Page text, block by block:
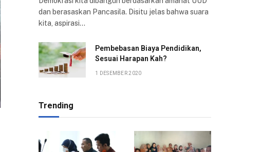
dan berasaskan Pancasila. Disitu jelas bahwa suara
kita, aspirasi…
Pembebasan Biaya Pendidikan,
Sesuai Harapan Kah?
1 DESEMBER 2020
Trending